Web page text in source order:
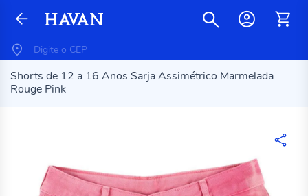
Shorts de 12 a 16 Anos Sarja Assimétrico Marmelada
Rouge Pink